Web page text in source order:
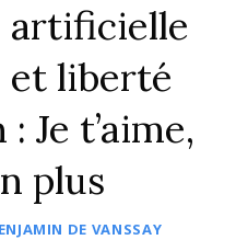
artificielle
et liberté
Je t’aime,
plus
DE VANSSAY